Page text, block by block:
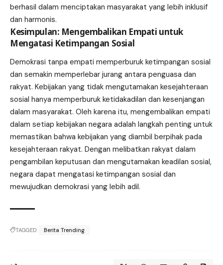
berhasil dalam menciptakan masyarakat yang lebih inklusif
dan harmonis.
Kesimpulan: Mengembalikan Empati untuk
Mengatasi Ketimpangan Sosial
Demokrasi tanpa empati memperburuk ketimpangan sosial
dan semakin memperlebar jurang antara penguasa dan
rakyat. Kebijakan yang tidak mengutamakan kesejahteraan
sosial hanya memperburuk ketidakadilan dan kesenjangan
dalam masyarakat. Oleh karena itu, mengembalikan empati
dalam setiap kebijakan negara adalah langkah penting untuk
memastikan bahwa kebijakan yang diambil berpihak pada
kesejahteraan rakyat. Dengan melibatkan rakyat dalam
pengambilan keputusan dan mengutamakan keadilan sosial,
negara dapat mengatasi ketimpangan sosial dan
mewujudkan demokrasi yang lebih adil.
TAGGED: Berita Trending